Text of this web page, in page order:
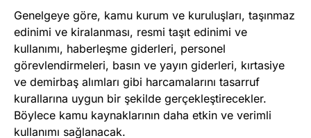
Genelgeye göre, kamu kurum ve kuruluşları, taşınmaz
edinimi ve kiralanması, resmi taşıt edinimi ve
kullanımı, haberleşme giderleri, personel
görevlendirmeleri, basın ve yayın giderleri, kırtasiye
ve demirbaş alımları gibi harcamalarını tasarruf
kurallarına uygun bir şekilde gerçekleştirecekler.
Böylece kamu kaynaklarının daha etkin ve verimli
kullanımı sağlanacak.